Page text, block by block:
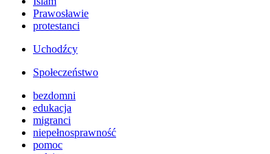
Prawosławie
protestanci
Uchodźcy
Społeczeństwo
bezdomni
edukacja
migranci
niepełnosprawność
pomoc